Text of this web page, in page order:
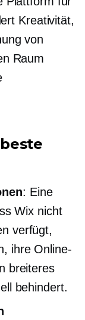
Kreativität,
von
Raum
: Eine
Wix nicht
verfügt,
ihre Online-
breiteres
behindert.